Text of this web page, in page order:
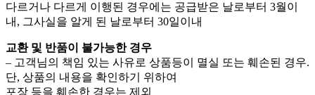
다르거나 다르게 이행된 경우에는 공급받은 날로부터 3월이
내, 그사실을 알게 된 날로부터 30일이내
교환 및 반품이 불가능한 경우
– 고객님의 책임 있는 사유로 상품등이 멸실 또는 훼손된 경우.
단, 상품의 내용을 확인하기 위하여
포장 등을 훼손한 경우는 제외